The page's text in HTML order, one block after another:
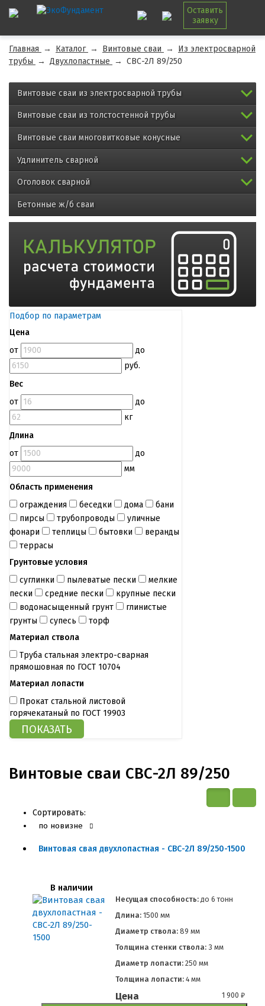
Оставить
заявку
Главная → Каталог → Винтовые сваи →
Из электросварной
трубы → Двухлопастные → СВС-2Л 89/250
Винтовые сваи из электросварной трубы
Винтовые сваи из толстостенной трубы
Винтовые сваи многовитковые конусные
Удлинитель сварной
Оголовок сварной
Бетонные ж/б сваи
Подбор по параметрам
Цена
от
до
руб.
Вес
от
до
кг
Длина
от
до
мм
Область применения
ограждения
беседки дома
бани
пирсы
трубопроводы
уличные
фонари
теплицы бытовки
веранды
террасы
Грунтовые условия
суглинки
пылеватые пески
мелкие
пески
средние пески
крупные пески
водонасыщенный грунт
глинистые
грунты
супесь
торф
Материал ствола
Труба стальная электро-сварная
прямошовная по ГОСТ 10704
Материал лопасти
Прокат стальной листовой
горячекатаный по ГОСТ 19903
Винтовые сваи СВС-2Л 89/250
Сортировать:
по новизне
Винтовая свая двухлопастная - СВС-2Л 89/250-1500
В наличии
Несущая способность: до 6 тонн
Длина:1500 мм
Диаметр ствола:89 мм
Толщина стенки ствола:3 мм
Диаметр лопасти:250 мм
Толщина лопасти:4 мм
Цена 1 900₽